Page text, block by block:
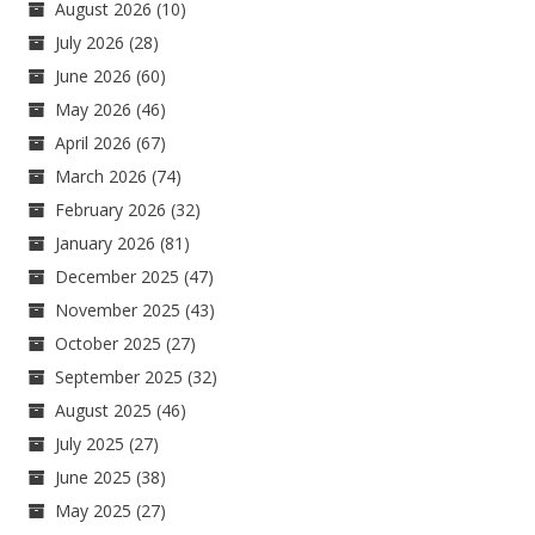
August 2026 (10)
July 2026 (28)
June 2026 (60)
May 2026 (46)
April 2026 (67)
March 2026 (74)
February 2026 (32)
January 2026 (81)
December 2025 (47)
November 2025 (43)
October 2025 (27)
September 2025 (32)
August 2025 (46)
July 2025 (27)
June 2025 (38)
May 2025 (27)